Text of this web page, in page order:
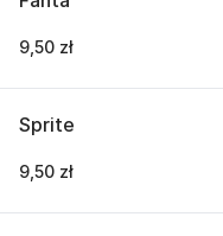
9,50 zł
Sprite
9,50 zł